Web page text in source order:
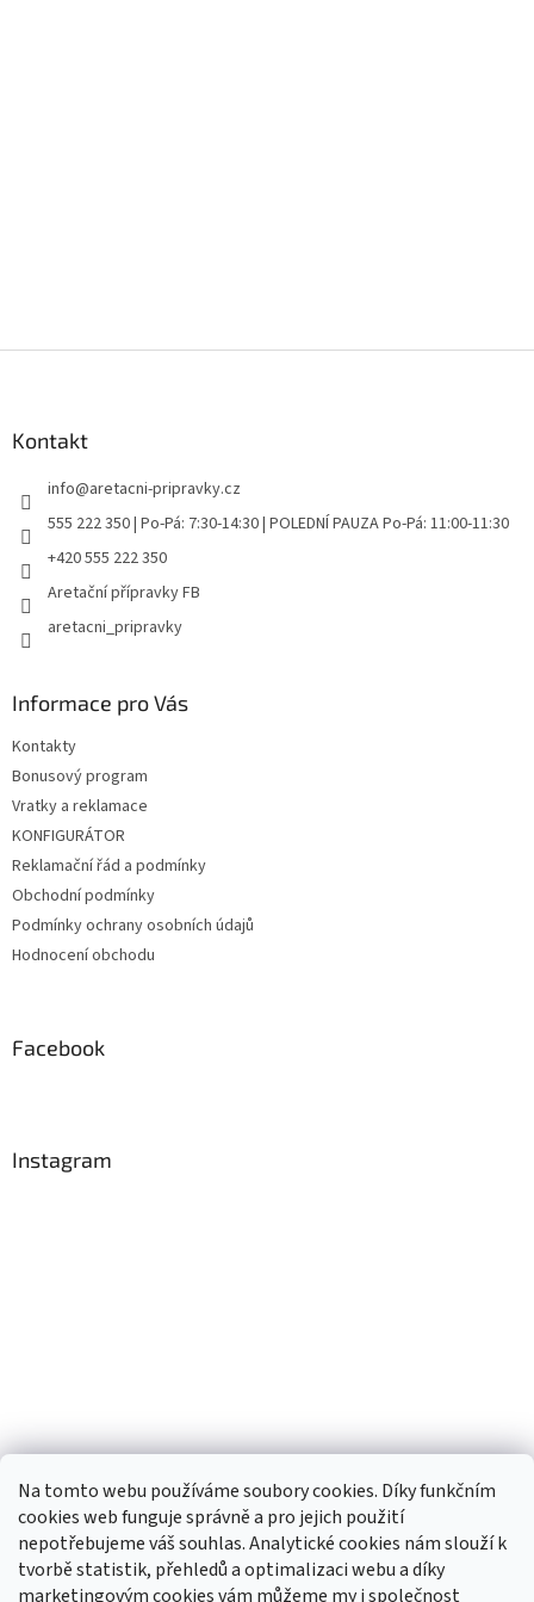
Na tomto webu používáme soubory cookies. Díky funkčním
cookies web funguje správně a pro jejich použití
nepotřebujeme váš souhlas. Analytické cookies nám slouží k
tvorbě statistik, přehledů a optimalizaci webu a díky
marketingovým cookies vám můžeme my i společnost
Kontakt
info@aretacni-pripravky.cz
555 222 350 | Po-Pá: 7:30-14:30 | POLEDNÍ PAUZA Po-Pá: 11:00-11:30
+420 555 222 350
Aretační přípravky FB
aretacni_pripravky
Informace pro Vás
Kontakty
Bonusový program
Vratky a reklamace
KONFIGURÁTOR
Reklamační řád a podmínky
Obchodní podmínky
Podmínky ochrany osobních údajů
Hodnocení obchodu
Facebook
Instagram
Sledovat na Instagramu